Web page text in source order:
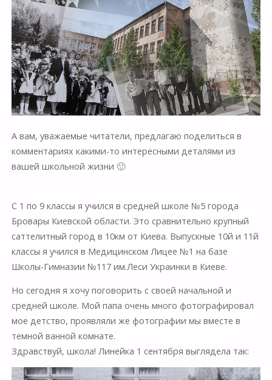
А вам, уважаемые читатели, предлагаю поделиться в
комментариях какими-то интересными деталями из
вашей школьной жизни 🙂
С 1 по 9 классы я учился в средней школе №5 города
Бровары Киевской области. Это сравнительно крупный
саттелитный город в 10км от Киева. Выпускные 10й и 11й
классы я учился в Медицинском Лицее №1 на базе
Школы-Гимназии №117 им.Леси Украинки в Киеве.
Но сегодня я хочу поговорить с своей начальной и
средней школе. Мой папа очень много фотографировал
мое детство, проявляли же фотографии мы вместе в
темной ванной комнате.
Здравствуй, школа! Линейка 1 сентября выглядела так: